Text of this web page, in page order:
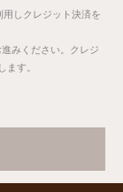
しクレジット決済を
みください。クレジ
ます。